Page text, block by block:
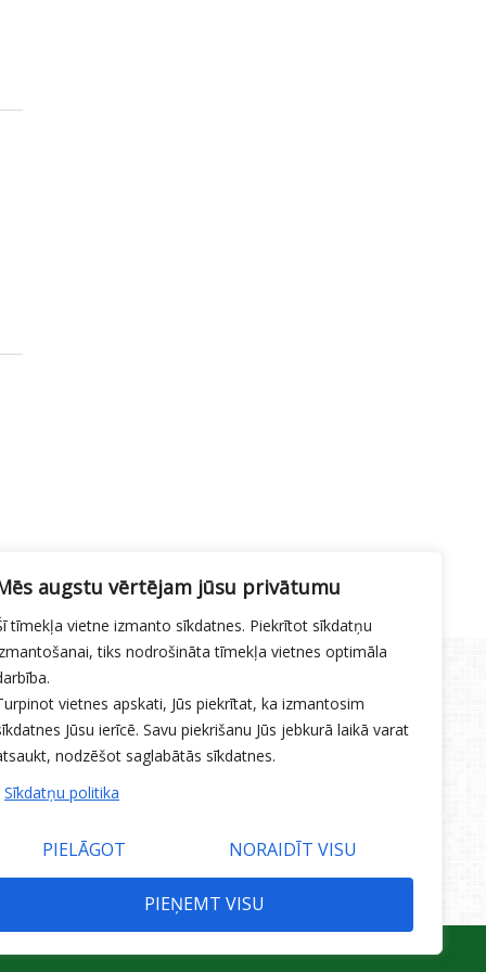
augstu vērtējam jūsu privātumu
tīmekļa vietne izmanto sīkdatnes. Piekrītot sīkdatņu
tiks nodrošināta tīmekļa vietnes optimāla
vietnes apskati, Jūs piekrītat, ka izmantosim
Jūsu ierīcē. Savu piekrišanu Jūs jebkurā laikā varat
nodzēšot saglabātās sīkdatnes.
Sīkdatņu politika
PIELĀGOT NORAIDĪT VISU
PIEŅEMT VISU